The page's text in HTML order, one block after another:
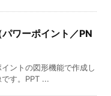
ワーポイント／PN
ントの図形機能で作成し
す。PPT ...